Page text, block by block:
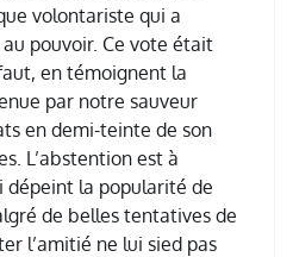
volontariste qui a
pouvoir. Ce vote était
en témoignent la
par notre sauveur
en demi-teinte de son
L’abstention est à
la popularité de
de belles tentatives de
l’amitié ne lui sied pas